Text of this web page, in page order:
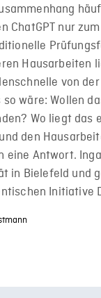
ChatGPT nur
Hausarbeiten
von
so wäre: Wollen
Wo liegt
den
eine Antwort.
in Bielefeld und
Initiative